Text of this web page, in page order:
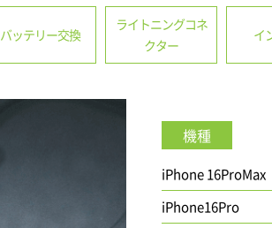
バッテリー交換
ライトニングコネ
クター
イ
機種
iPhone 16ProMax
iPhone16Pro